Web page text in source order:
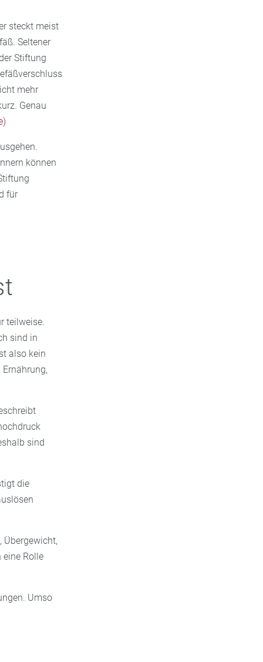
steckt meist
Seltener
Stiftung
mehr
Genau
)
können
für
teilweise.
sind in
also kein
sind
die
Übergewicht,
Rolle
Umso